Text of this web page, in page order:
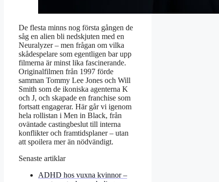
De flesta minns nog första gången de
såg en alien bli nedskjuten med en
Neuralyzer – men frågan om vilka
skådespelare som egentligen bar upp
filmerna är minst lika fascinerande.
Originalfilmen från 1997 förde
samman Tommy Lee Jones och Will
Smith som de ikoniska agenterna K
och J, och skapade en franchise som
fortsatt engagerar. Här går vi igenom
hela rollistan i Men in Black, från
oväntade castingbeslut till interna
konflikter och framtidsplaner – utan
att spoilera mer än nödvändigt.
Senaste artiklar
ADHD hos vuxna kvinnor –